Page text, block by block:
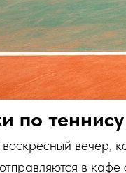
по
вечер,
в